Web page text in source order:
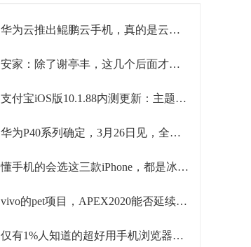
华为云推出鲲鹏云手机，真的是云上的虚拟手机？
安家：除了谢亭丰，这几个后面才出现的老戏骨，比孙俪演得还出彩
支付宝iOS版10.1.88内测更新：主题和图标颜色变深
华为P40系列确定，3月26日见，全球最强的5G手机
懂手机的会选这三款iPhone，都是冰点价，比苹果11更值得
vivo的pet项目，APEX2020能否延续惊喜
仅有1%人知道的超好用手机浏览器，你知道几个？